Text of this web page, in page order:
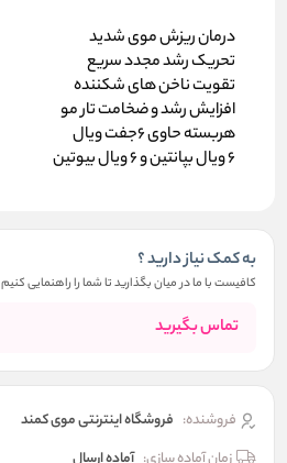
درمان ریزش موی شدید
تحریک رشد مجدد سریع
تقویت ناخن های شکننده
افزایش رشد و ضخامت تار مو
هربسته حاوی 6جفت ویال
6 ویال بپانتین و 6 ویال بیوتین
به کمک نیاز دارید ؟
کافیست با ما در میان بگذارید تا شما را راهنمایی کنیم
تماس بگیرید
فروشنده: فروشگاه اینترنتی موی کمند